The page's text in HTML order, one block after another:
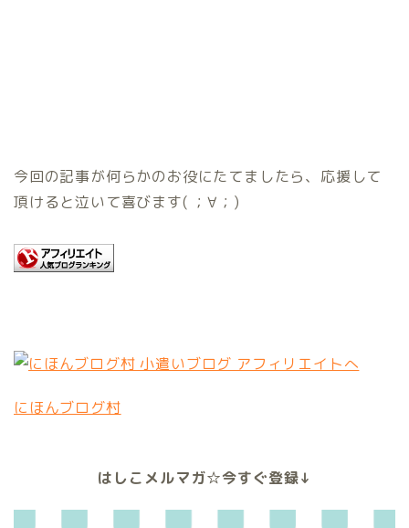
今回の記事が何らかのお役にたてましたら、応援して
頂けると泣いて喜びます( ；∀；)
にほんブログ村
はしこメルマガ☆今すぐ登録↓